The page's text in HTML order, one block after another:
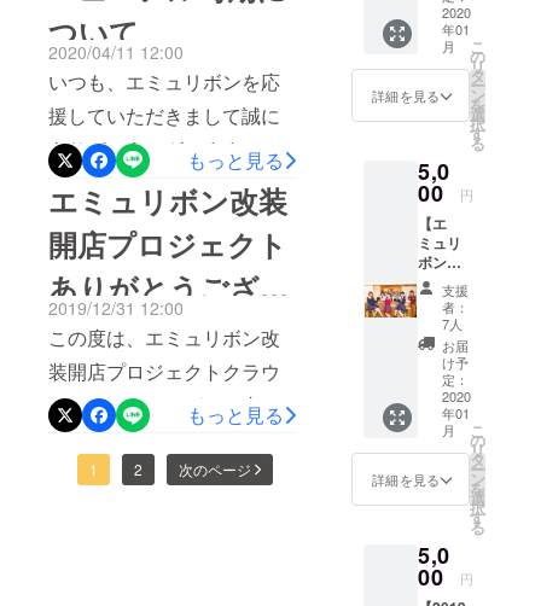
さって足を運んで下さった
り、通販で応援して下さっ
たり全て全て当たり前では
ないです。今日で、エミュ
リボンリニューアル期間イ
ベントは終わります。（そ
うだったの？）（そうだっ
たんです）（実は今日まで
リニューアル期間だったん
です）（長いね〜）ほんと
うは、この期間にゲストの
方を沢山お呼びして…と計
画しての期間だったのです
が、やはりまだまだ全然厳
しい状況だったので（オ
の、地下一階フロア全てが
エミュリボンになることが
決定いたしまし
た！！！！！コロナの影響
で、スケジュール含め予定
通りに進まない中ではござ
いましたが予期せぬ出来事
が全てマイナスではなく状
況が変化する中で視点を変
えて、色々な交渉をさせて
いただきこのような予定で
はなかった想像以上のスペ
シャルなリニューアルにな
ることとなりました。リ
ニューアルはどうなってる
ついて
2020/04/11 12:00
いつも、エミュリボンを応
援していただきまして誠に
ありがとうございます。ク
ラウドファンディング活動
報告を中々更新出来ず申し
訳ございません。リニュー
アルに向けて、年明けから
業者の方々と打ち合わせを
し、3月上旬にはリニューア
ル日程の公開を行う予定で
おりました。4月20日～5月
14日迄をリニューアル期間
とし、4月11日～19日迄を
もっと見る
エミュリボン改装
開店プロジェクト
ありがとうござい
ました！
2019/12/31 12:00
この度は、エミュリボン改
装開店プロジェクトクラウ
ドファンディングのご支援
いただきましてありがとう
ございました。約2ヶ月間、
もっと見る
1 2 次のページ
メッ
セージ
をメー
ルにて
お送り
いたし
ます！
もご支
援可能
です！
2020
年01
月
詳細を見る
こ
の
リ
タ
ー
ン
を
選
択
す
る
5,0
00 円
【エ
ミュリ
ボン
キャス
ト達に
よる
メッ
セージ
動画】
コース
メール
にてお
送りさ
せてい
ただき
ます！
リボン
キャス
トはこ
支援
者：
7人
お届
け予
定：
2020
年01
月
詳細を見る
こ
の
リ
タ
ー
ン
を
選
択
す
る
5,0
00 円